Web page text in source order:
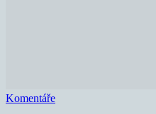
Komentáře